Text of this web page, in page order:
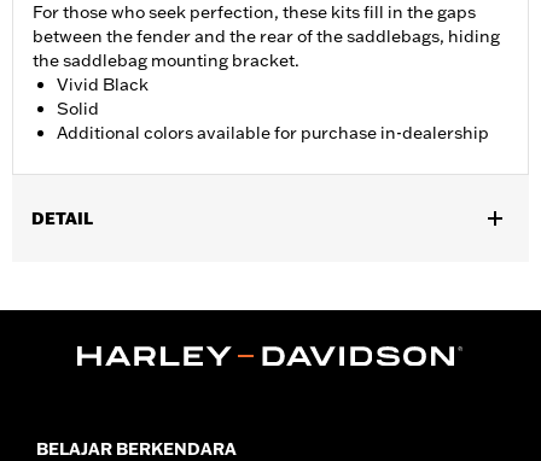
For those who seek perfection, these kits fill in the gaps
between the fender and the rear of the saddlebags, hiding
the saddlebag mounting bracket.
Vivid Black
Solid
Additional colors available for purchase in-dealership
DETAIL
Installation Instructions
BELAJAR BERKENDARA